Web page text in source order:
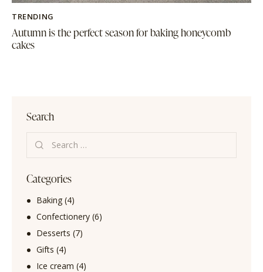
TRENDING
Autumn is the perfect season for baking honeycomb
cakes
Search
Categories
Baking(4)
Confectionery(6)
Desserts (7)
Gifts (4)
Ice cream (4)